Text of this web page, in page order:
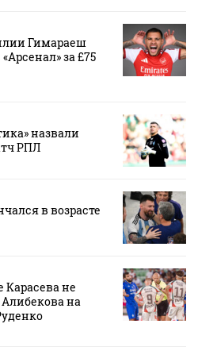
Гимараеш
за £75
назвали
РПЛ
в возрасте
не
на